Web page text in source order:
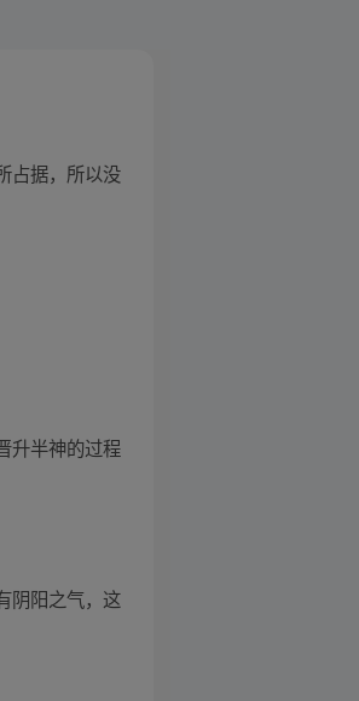
占据，所以没
升半神的过程
阴阳之气，这